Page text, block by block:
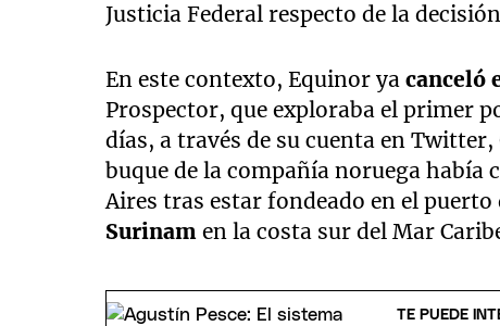
Justicia Federal respecto de la
En este contexto, Equinor yacanceló
Prospector, que exploraba el primer
días, a través de su cuenta en
buque de la compañía noruega había
Aires tras estar fondeado en el
Surinamen la costa sur del Mar
TE PUEDE